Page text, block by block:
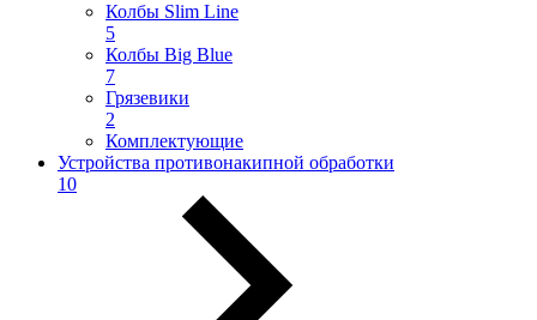
Колбы Slim Line
5
Колбы Big Blue
7
Грязевики
2
Комплектующие
Устройства противонакипной обработки
10